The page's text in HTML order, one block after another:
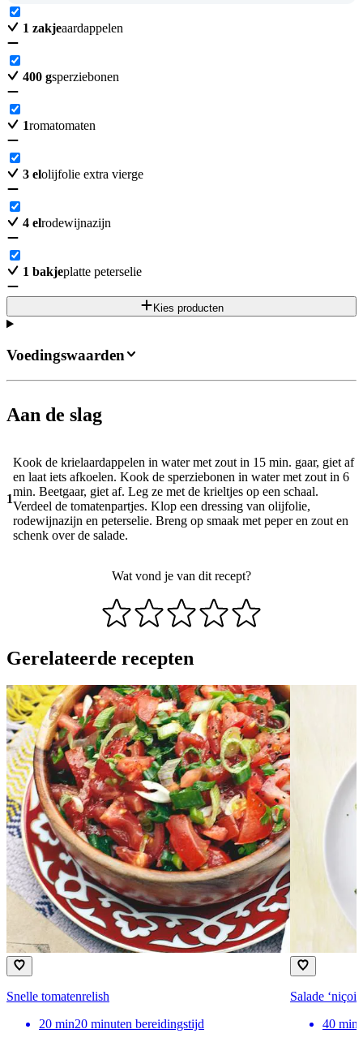
1 zakjeaardappelen
400 gsperziebonen
1romatomaten
3 elolijfolie extra vierge
4 elrodewijnazijn
1 bakjeplatte peterselie
Kies producten
Aan de slag
1
Kook de krielaardappelen in water met zout in 15 min. gaar, giet af
en laat iets afkoelen. Kook de sperziebonen in water met zout in 6
min. Beetgaar, giet af. Leg ze met de krieltjes op een schaal.
Verdeel de tomatenpartjes. Klop een dressing van olijfolie,
rodewijnazijn en peterselie. Breng op smaak met peper en zout en
schenk over de salade.
Wat vond je van dit recept?
Voedingswaarden
Gerelateerde recepten
Snelle tomatenrelish
20 min20 minuten bereidingstijd
Salade
40 min